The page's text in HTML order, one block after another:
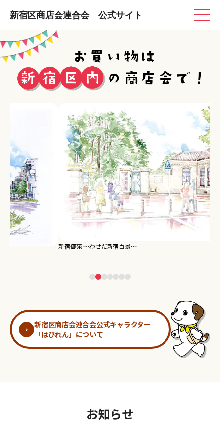
新宿区商店会連合会 公式サイト
新宿御苑 ～わせだ新宿百景～
新宿区商店会連合会公式キャラクター
「はぴれん」について
お知らせ